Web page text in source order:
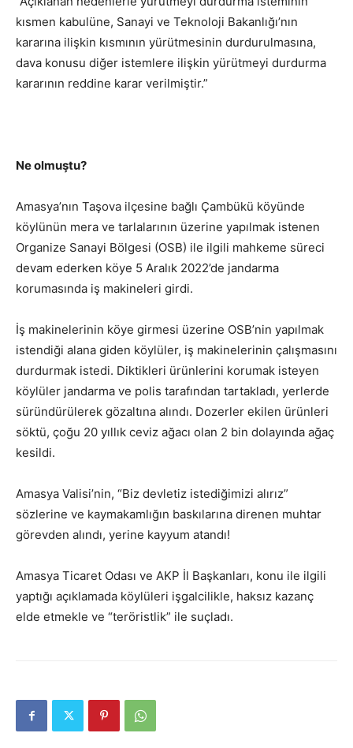
kısmen kabulüne, Sanayi ve Teknoloji Bakanlığı’nın
kararına ilişkin kısmının yürütmesinin durdurulmasına,
dava konusu diğer istemlere ilişkin yürütmeyi durdurma
kararının reddine karar verilmiştir.”
Ne olmuştu?
Amasya’nın Taşova ilçesine bağlı Çambükü köyünde
köylünün mera ve tarlalarının üzerine yapılmak istenen
Organize Sanayi Bölgesi (OSB) ile ilgili mahkeme süreci
devam ederken köye 5 Aralık 2022’de jandarma
korumasında iş makineleri girdi.
İş makinelerinin köye girmesi üzerine OSB’nin yapılmak
istendiği alana giden köylüler, iş makinelerinin çalışmasını
durdurmak istedi. Diktikleri ürünlerini korumak isteyen
köylüler jandarma ve polis tarafından tartakladı, yerlerde
süründürülerek gözaltına alındı. Dozerler ekilen ürünleri
söktü, çoğu 20 yıllık ceviz ağacı olan 2 bin dolayında ağaç
kesildi.
Amasya Valisi’nin, “Biz devletiz istediğimizi alırız”
sözlerine ve kaymakamlığın baskılarına direnen muhtar
görevden alındı, yerine kayyum atandı!
Amasya Ticaret Odası ve AKP İl Başkanları, konu ile ilgili
yaptığı açıklamada köylüleri işgalcilikle, haksız kazanç
elde etmekle ve “teröristlik” ile suçladı.